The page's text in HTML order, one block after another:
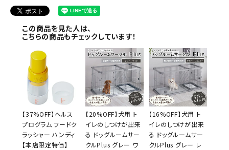
この商品を見た人は、
こちらの商品もチェックしています！
【37%OFF】ヘルス
プログラム フードク
ラッシャー ハンディ
【本店限定特価】
【20%OFF】犬用 ト
イレのしつけが出来
る ドッグルームサー
クルPlus グレー ワ
【16%OFF】犬用 ト
イレのしつけが出来
る ドッグルームサー
クルPlus グレー レ